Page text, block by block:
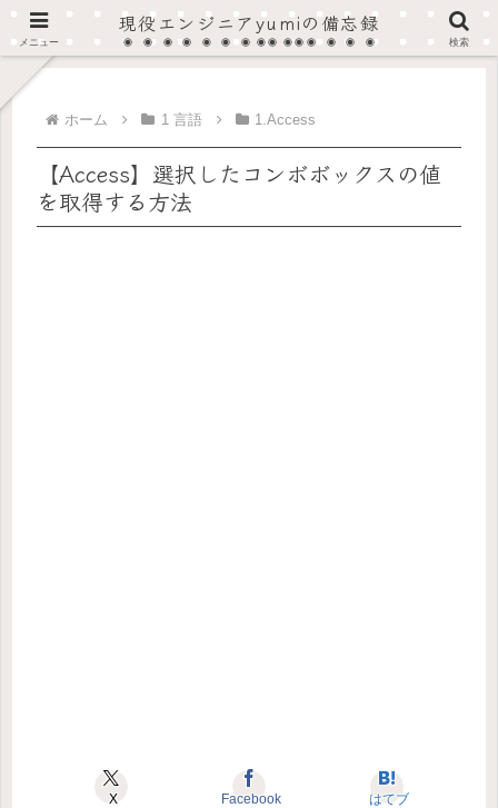
在宅SOHOプログラマーから法人へ、現在はフルタイム・フルリモート作業しています。
ホーム 1 言語 1.Access
【Access】選択したコンボボックスの値
を取得する方法
X Facebook はてブ
メニュー
現役エンジニアyumiの備忘録
検索